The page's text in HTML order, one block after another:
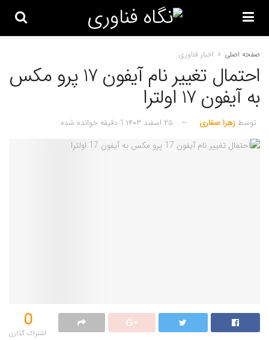
صفحه اصلی اخبار فناوری
احتمال تغییر نام آیفون 17 پرو مکس
به آیفون 17 اولترا
توسط زهرا صفاری ۲۵ اسفند ۱۴۰۳ 1 دقیقه خوانده شده
0
اشتراک گذاری‌